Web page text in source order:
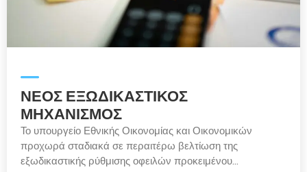
ΝΕΟΣ ΕΞΩΔΙΚΑΣΤΙΚΟΣ
ΜΗΧΑΝΙΣΜΟΣ
Το υπουργείο Εθνικής Οικονομίας και Οικονομικών
προχωρά σταδιακά σε περαιτέρω βελτίωση της
εξωδικαστικής ρύθμισης οφειλών προκειμένου...